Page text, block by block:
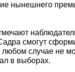
нынешнего
смогут
случае не
в выборах.